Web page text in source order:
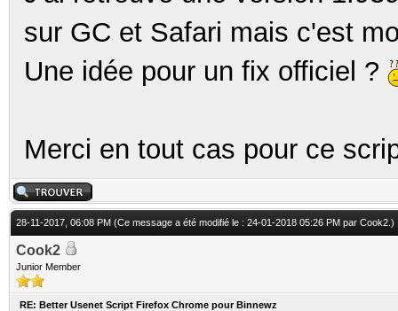
sur GC et Safari mais c'est
Une idée pour un fix officiel ?
Merci en tout cas pour ce
28-11-2017, 06:08 PM (Ce message a été modifié le : 24-01-2018 05:26 PM par Cook2 .)
Cook2
Junior Member
RE: Better Usenet Script Firefox Chrome pour Binnewz